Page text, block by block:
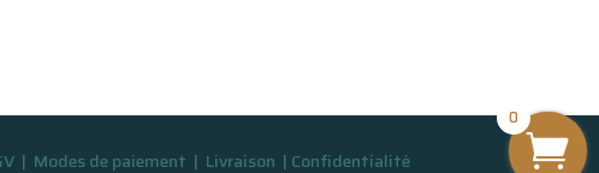
| Modes de paiement | Livraison | Confidentialité
0